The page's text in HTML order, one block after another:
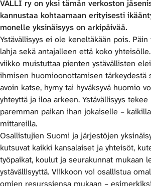
VALLI ry on yksi tämän verkoston
kannustaa kohtaamaan erityisesti
monelle yksinäisyys on arkipäivää.
Ystävällisyys ei ole keneltäkään pois.
lahja sekä antajalleen että koko
viikko muistuttaa pienten ystävällisten
ihmisen huomioonottamisen tärkeydestä
avoin katse, hymy tai hyväksyvä huomio
yhteyttä ja iloa arkeen. Ystävällisyys
paremman paikan ihan jokaiselle –
mittareilla.
Osallistujien Suomi ja järjestöjen
kutsuvat kaikki kansalaiset ja yhteisöt,
työpaikat, koulut ja seurakunnat mukaan
ystävällisyyttä. Viikkoon voi osallistua
omien resurssiensa mukaan –